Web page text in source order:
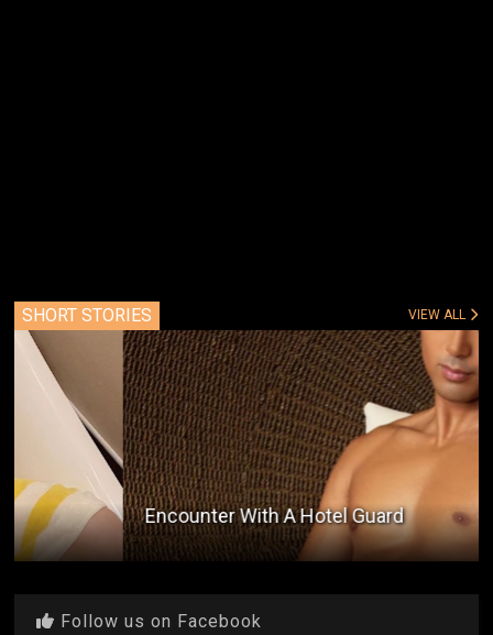
SHORT STORIES VIEW ALL
Encounter With A Hotel Guard
Follow us on Facebook